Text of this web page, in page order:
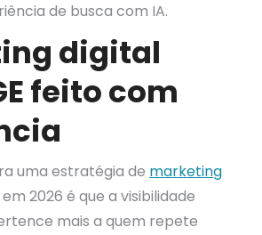
de busca com IA.
digital
feito com
uma estratégia de marketing
em 2026 é que a visibilidade
mais a quem repete